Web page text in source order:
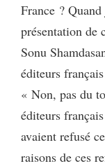
France ?
présentation de
Sonu
éditeurs
« Non, pas du
éditeurs
avaient refusé
raisons de ces